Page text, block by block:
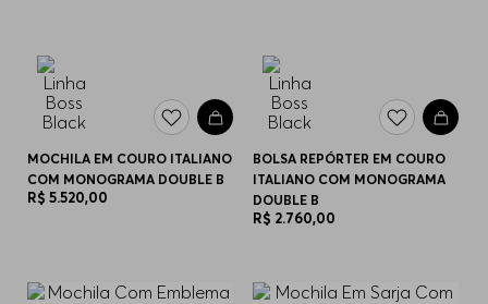
MOCHILA EM COURO ITALIANO
COM MONOGRAMA DOUBLE B
R$ 5.520,00
BOLSA REPÓRTER EM COURO
ITALIANO COM MONOGRAMA
DOUBLE B
R$ 2.760,00